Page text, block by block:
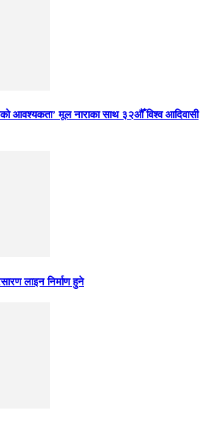
आवश्यकता’ मूल नाराका साथ ३२औँ विश्व आदिवासी
लाइन निर्माण हुने